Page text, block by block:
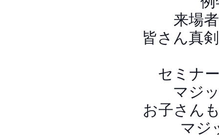
来場
皆さん真
セミナ
マジ
お子さん
マジ